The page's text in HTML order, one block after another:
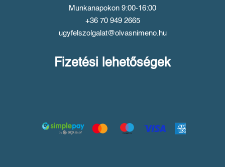
Munkanapokon 9:00-16:00
+36 70 949 2665
ugyfelszolgalat@olvasnimeno.hu
Fizetési lehetőségek